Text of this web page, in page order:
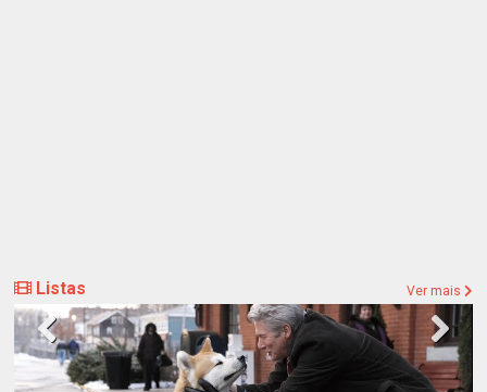
Listas Ver mais